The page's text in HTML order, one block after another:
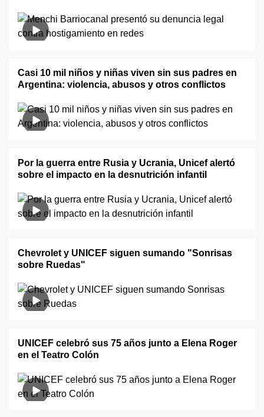
Casi 10 mil niños y niñas viven sin sus padres en
Argentina: violencia, abusos y otros conflictos
Por la guerra entre Rusia y Ucrania, Unicef alertó
sobre el impacto en la desnutrición infantil
Chevrolet y UNICEF siguen sumando "Sonrisas
sobre Ruedas"
UNICEF celebró sus 75 años junto a Elena Roger
en el Teatro Colón